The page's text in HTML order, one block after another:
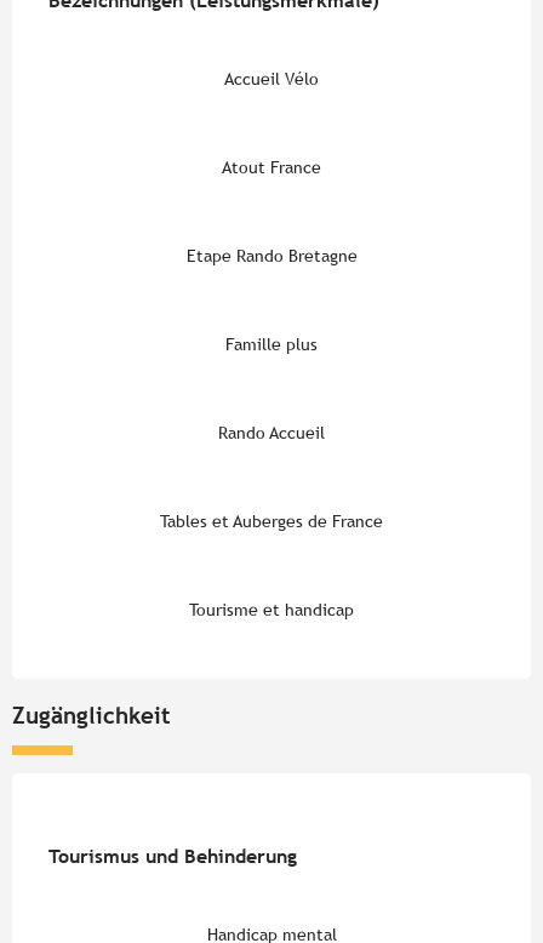
Accueil Vélo
Atout France
Etape Rando Bretagne
Famille plus
Rando Accueil
Tables et Auberges de France
Tourisme et handicap
Zugänglichkeit
Tourismus und Behinderung
Tourismus und Behinderung
Handicap mental